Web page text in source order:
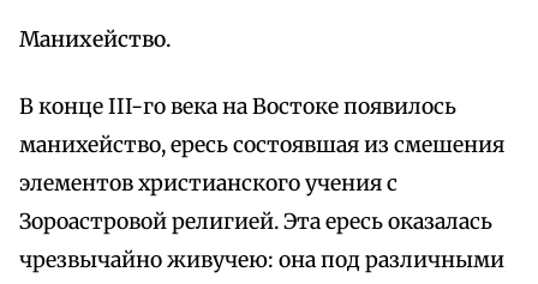
Манихейство.
В конце III-го века на Востоке появилось
манихейство, ересь состоявшая из смешения
элементов христианского учения с
Зороастровой религией. Эта ересь оказалась
чрезвычайно живучею: она под различными